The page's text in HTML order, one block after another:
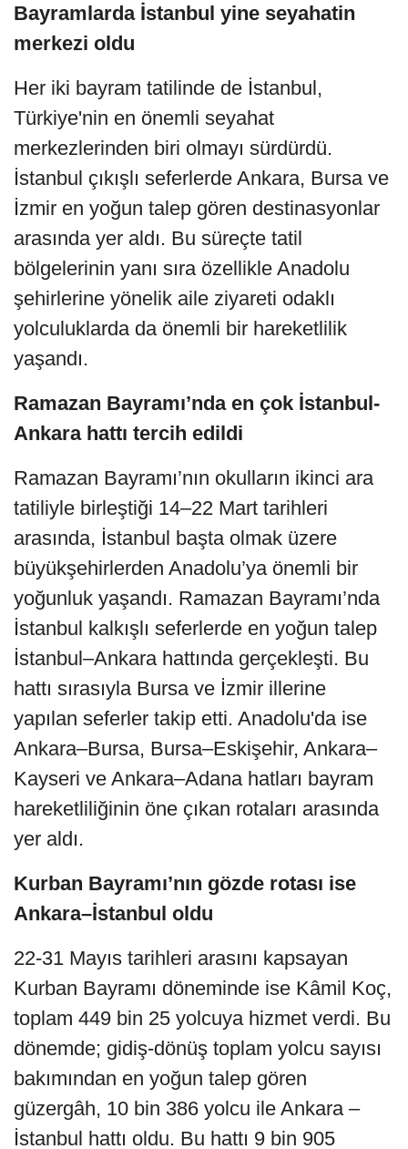
Bayramlarda İstanbul yine seyahatin
merkezi oldu
Her iki bayram tatilinde de İstanbul,
Türkiye'nin en önemli seyahat
merkezlerinden biri olmayı sürdürdü.
İstanbul çıkışlı seferlerde Ankara, Bursa ve
İzmir en yoğun talep gören destinasyonlar
arasında yer aldı. Bu süreçte tatil
bölgelerinin yanı sıra özellikle Anadolu
şehirlerine yönelik aile ziyareti odaklı
yolculuklarda da önemli bir hareketlilik
yaşandı.
Ramazan Bayramı’nda en çok İstanbul-
Ankara hattı tercih edildi
Ramazan Bayramı’nın okulların ikinci ara
tatiliyle birleştiği 14–22 Mart tarihleri
arasında, İstanbul başta olmak üzere
büyükşehirlerden Anadolu’ya önemli bir
yoğunluk yaşandı. Ramazan Bayramı’nda
İstanbul kalkışlı seferlerde en yoğun talep
İstanbul–Ankara hattında gerçekleşti. Bu
hattı sırasıyla Bursa ve İzmir illerine
yapılan seferler takip etti. Anadolu'da ise
Ankara–Bursa, Bursa–Eskişehir, Ankara–
Kayseri ve Ankara–Adana hatları bayram
hareketliliğinin öne çıkan rotaları arasında
yer aldı.
Kurban Bayramı’nın gözde rotası ise
Ankara–İstanbul oldu
22-31 Mayıs tarihleri arasını kapsayan
Kurban Bayramı döneminde ise Kâmil Koç,
toplam 449 bin 25 yolcuya hizmet verdi. Bu
dönemde; gidiş-dönüş toplam yolcu sayısı
bakımından en yoğun talep gören
güzergâh, 10 bin 386 yolcu ile Ankara –
İstanbul hattı oldu. Bu hattı 9 bin 905